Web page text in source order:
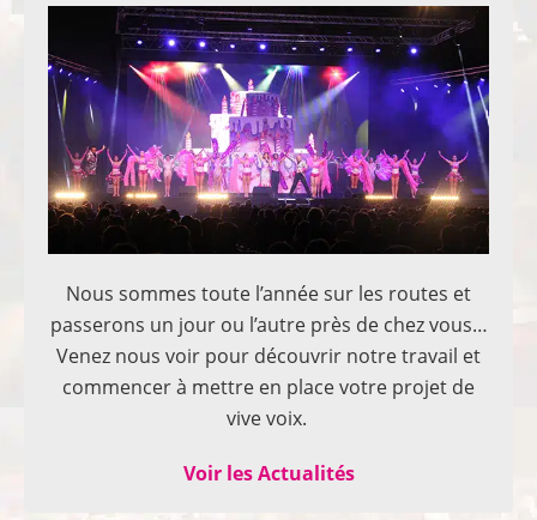
Nous sommes toute l’année sur les routes et
passerons un jour ou l’autre près de chez vous…
Venez nous voir pour découvrir notre travail et
commencer à mettre en place votre projet de
vive voix.
Voir les Actualités